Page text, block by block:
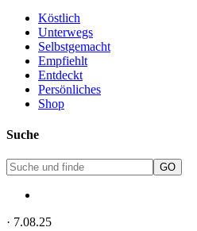
Köstlich
Unterwegs
Selbstgemacht
Empfiehlt
Entdeckt
Persönliches
Shop
Suche
· 7.08.25